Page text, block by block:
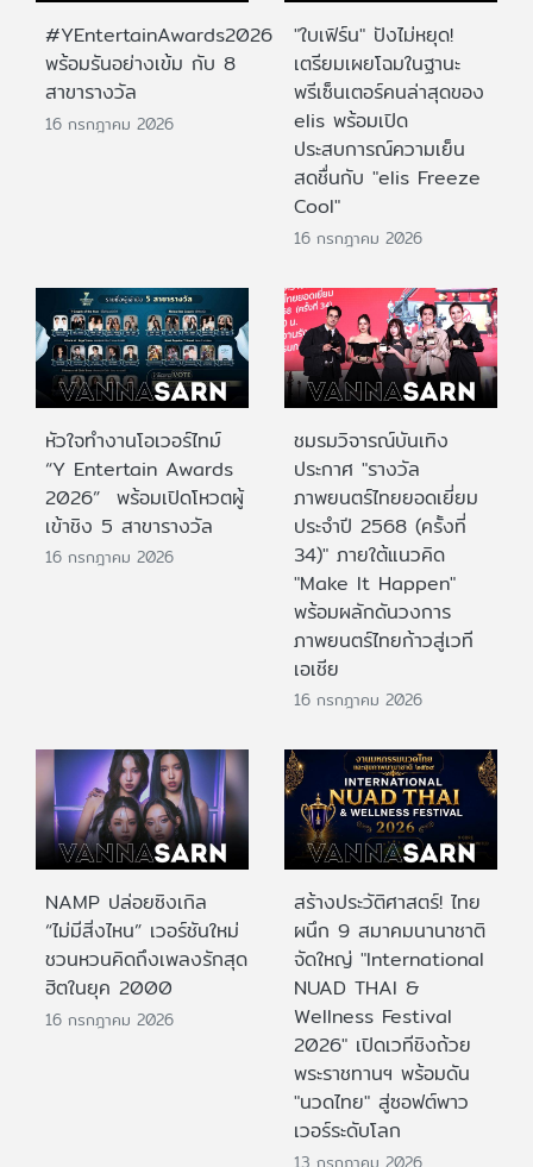
#YEntertainAwards2026
พร้อมรันอย่างเข้ม กับ 8
สาขารางวัล
16 กรกฎาคม 2026
"ใบเฟิร์น" ปังไม่หยุด!
เตรียมเผยโฉมในฐานะ
พรีเซ็นเตอร์คนล่าสุดของ
elis พร้อมเปิด
ประสบการณ์ความเย็น
สดชื่นกับ "elis Freeze
Cool"
16 กรกฎาคม 2026
หัวใจทำงานโอเวอร์ไทม์
“Y Entertain Awards
2026” พร้อมเปิดโหวตผู้
เข้าชิง 5 สาขารางวัล
16 กรกฎาคม 2026
ชมรมวิจารณ์บันเทิง
ประกาศ "รางวัล
ภาพยนตร์ไทยยอดเยี่ยม
ประจําปี 2568 (ครั้งที่
34)" ภายใต้แนวคิด
"Make It Happen"
พร้อมผลักดันวงการ
ภาพยนตร์ไทยก้าวสู่เวที
เอเชีย
16 กรกฎาคม 2026
NAMP ปล่อยซิงเกิล
“ไม่มีสิ่งไหน” เวอร์ชันใหม่
ชวนหวนคิดถึงเพลงรักสุด
ฮิตในยุค 2000
16 กรกฎาคม 2026
สร้างประวัติศาสตร์! ไทย
ผนึก 9 สมาคมนานาชาติ
จัดใหญ่ "International
NUAD THAI &
Wellness Festival
2026" เปิดเวทีชิงถ้วย
พระราชทานฯ พร้อมดัน
"นวดไทย" สู่ซอฟต์พาว
เวอร์ระดับโลก
13 กรกฎาคม 2026